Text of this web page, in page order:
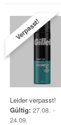
Verpasst!
Leider verpasst!
Gültig: 27.08. -
24.09.